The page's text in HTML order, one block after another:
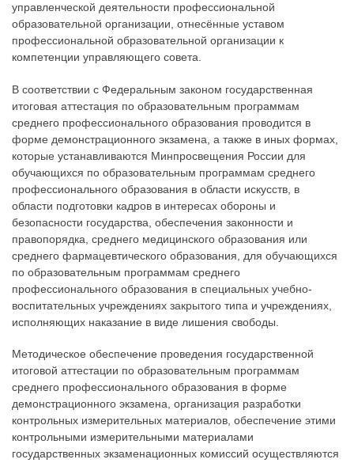
управленческой деятельности профессиональной
образовательной организации, отнесённые уставом
профессиональной образовательной организации к
компетенции управляющего совета.
В соответствии с Федеральным законом государственная
итоговая аттестация по образовательным программам
среднего профессионального образования проводится в
форме демонстрационного экзамена, а также в иных формах,
которые устанавливаются Минпросвещения России для
обучающихся по образовательным программам среднего
профессионального образования в области искусств, в
области подготовки кадров в интересах обороны и
безопасности государства, обеспечения законности и
правопорядка, среднего медицинского образования или
среднего фармацевтического образования, для обучающихся
по образовательным программам среднего
профессионального образования в специальных учебно-
воспитательных учреждениях закрытого типа и учреждениях,
исполняющих наказание в виде лишения свободы.
Методическое обеспечение проведения государственной
итоговой аттестации по образовательным программам
среднего профессионального образования в форме
демонстрационного экзамена, организация разработки
контрольных измерительных материалов, обеспечение этими
контрольными измерительными материалами
государственных экзаменационных комиссий осуществляются